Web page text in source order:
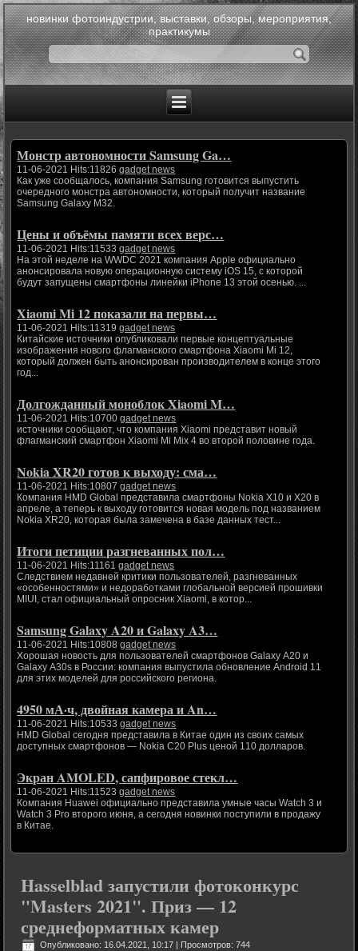
новинки фотоиндустрии, выставки, обзоры, мероприятия,
практикумы
Монстр автономности Samsung Ga…
11-06-2021 Hits:11826gadget news
Как уже сообщалось, компания Samsung готовится выпустить
очередного монстра автономности, который получит название
Samsung Galaxy M32.
Цены и объёмы памяти всех верс…
11-06-2021 Hits:11533gadget news
На этой неделе на WWDC 2021 компания Apple официально
анонсировала новую операционную систему iOS 15, с которой
будут запущены смартфоны линейки iPhone 13 этой осенью. ...
Xiaomi Mi 12 показали на первы…
11-06-2021 Hits:11319gadget news
Китайские источники опубликовали первые концептуальные
изображения нового флагманского смартфона Xiaomi Mi 12,
который должен быть анонсирован производителем в конце этого
год...
Долгожданный моноблок Xiaomi M…
11-06-2021 Hits:10700gadget news
источники сообщают, что компания Xiaomi представит новый
флагманский смартфон Xiaomi Mi Mix 4 во второй половине года.
Nokia XR20 готов к выходу: сма…
11-06-2021 Hits:10807gadget news
Компания HMD Global представила смартфоны Nokia X10 и X20 в
апреле, а теперь к выходу готовится новая модель под названием
Nokia XR20, которая была замечена в базе данных тест...
Итоги петиции разгневанных пол…
11-06-2021 Hits:11161gadget news
Следствием недавней критики пользователей, разгневанных
«особенностями» и недоработками глобальной версией прошивки
MIUI, стал официальный опросник Xiaomi, в котор...
Samsung Galaxy A20 и Galaxy A3…
11-06-2021 Hits:10808gadget news
Хорошая новость для пользователей смартфонов Galaxy A20 и
Galaxy A30s в России: компания выпустила обновление Android 11
для этих моделей для российского региона.
4950 мА·ч, двойная камера и An…
11-06-2021 Hits:10533gadget news
HMD Global сегодня представила в Китае один из своих самых
доступных смартфонов — Nokia C20 Plus ценой 110 долларов.
Экран AMOLED, сапфировое стекл…
11-06-2021 Hits:11523gadget news
Компания Huawei официально представила умные часы Watch 3 и
Watch 3 Pro второго июня, а сегодня новинки поступили в продажу
в Китае.
Hasselblad запустили фотоконкурс
"Masters 2021". Приз — 12
среднеформатных камер
Опубликовано: 16.04.2021, 10:17 | Просмотров: 744